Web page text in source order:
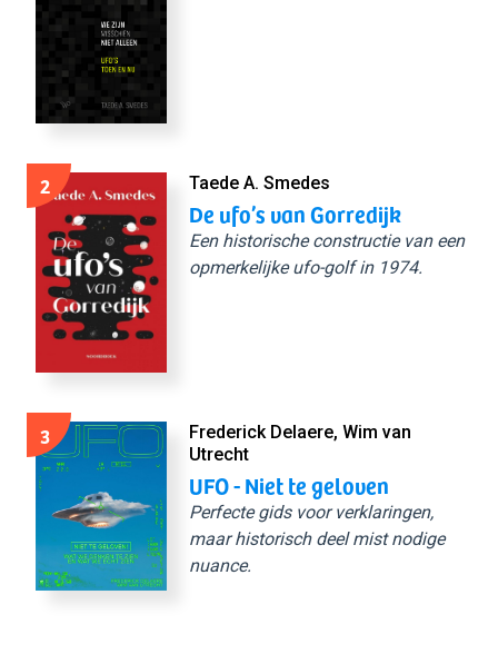
2 Taede A. Smedes
De ufo’s van Gorredijk
Een historische constructie van een
opmerkelijke ufo-golf in 1974.
3
Frederick Delaere, Wim van
Utrecht
UFO - Niet te geloven
Perfecte gids voor verklaringen,
maar historisch deel mist nodige
nuance.